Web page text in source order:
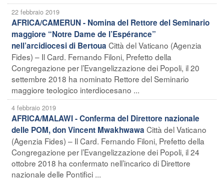
22 febbraio 2019
AFRICA/CAMERUN - Nomina del Rettore del Seminario
maggiore “Notre Dame de l’Espérance”
nell’arcidiocesi di Bertoua Città del Vaticano (Agenzia
Fides) – Il Card. Fernando Filoni, Prefetto della
Congregazione per l’Evangelizzazione dei Popoli, il 20
settembre 2018 ha nominato Rettore del Seminario
maggiore teologico interdiocesano ...
4 febbraio 2019
AFRICA/MALAWI - Conferma del Direttore nazionale
delle POM, don Vincent Mwakhwawa Città del Vaticano
(Agenzia Fides) – Il Card. Fernando Filoni, Prefetto della
Congregazione per l’Evangelizzazione dei Popoli, il 24
ottobre 2018 ha confermato nell’incarico di Direttore
nazionale delle Pontifici ...